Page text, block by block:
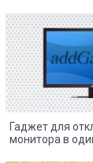
Гаджет для
монитора в